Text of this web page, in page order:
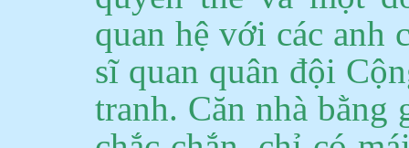
quan hệ với các anh
sĩ quan quân đội
tranh. Căn nhà bằng